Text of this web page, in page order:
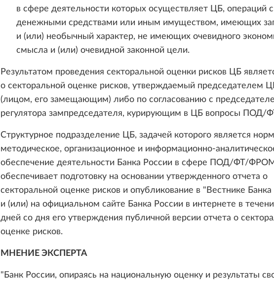
в сфере деятельности которых осуществляет ЦБ, операций с
денежными средствами или иным имуществом, имеющих
и (или) необычный характер, не имеющих очевидного
смысла и (или) очевидной законной цели.
Результатом проведения секторальной оценки рисков ЦБ
о секторальной оценке рисков, утверждаемый председателем
(лицом, его замещающим) либо по согласованию с
регулятора зампредседателя, курирующим в ЦБ вопросы ПОД/
Структурное подразделение ЦБ, задачей которого является
методическое, организационное и информационно-
обеспечение деятельности Банка России в сфере ПОД/ФТ/
обеспечивает подготовку на основании утвержденного отчета о
секторальной оценке рисков и опубликование в "Вестнике Банка
и (или) на официальном сайте Банка России в интернете в
дней со дня его утверждения публичной версии отчета о
оценке рисков.
МНЕНИЕ ЭКСПЕРТА
"Банк России, опираясь на национальную оценку и результаты